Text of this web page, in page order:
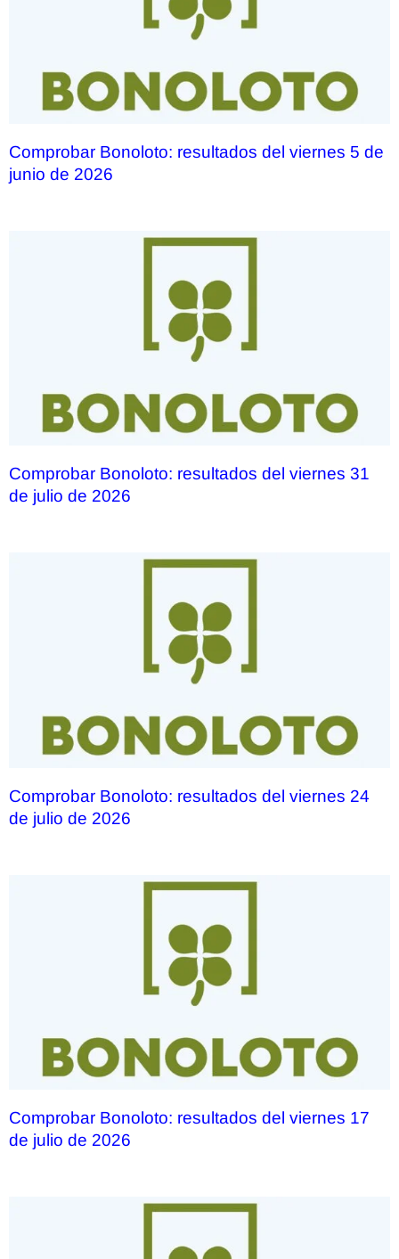
Comprobar Bonoloto: resultados del viernes 5 de
junio de 2026
Comprobar Bonoloto: resultados del viernes 31
de julio de 2026
Comprobar Bonoloto: resultados del viernes 24
de julio de 2026
Comprobar Bonoloto: resultados del viernes 17
de julio de 2026